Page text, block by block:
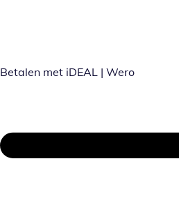
Betalen met iDEAL | Wero